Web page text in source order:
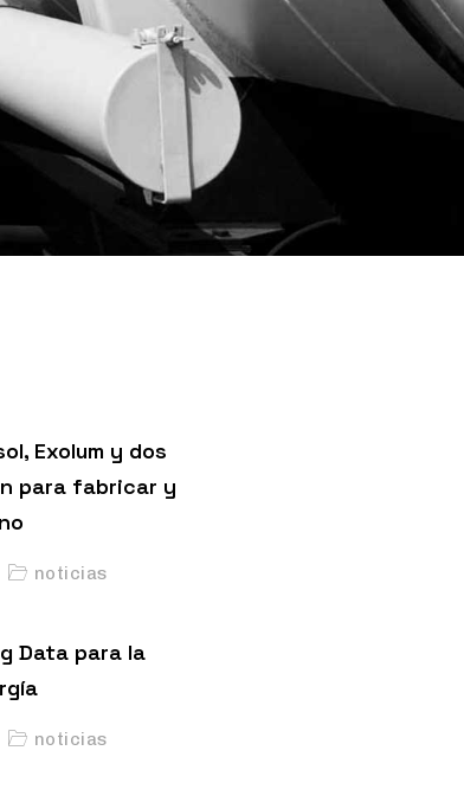
Exolum y dos
para fabricar y
noticias
Data para la
noticias